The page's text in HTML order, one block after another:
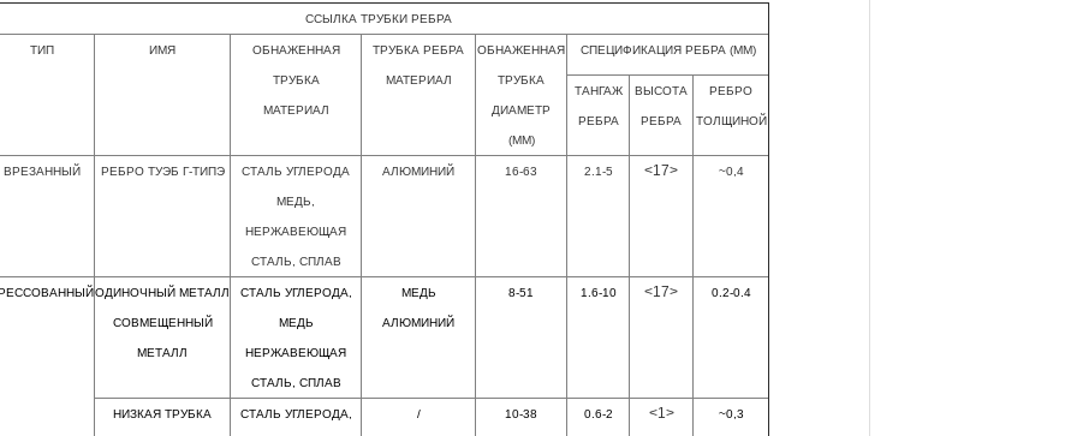
ССЫЛКА ТРУБКИ РЕБРА
ТИП ИМЯ ОБНАЖЕННАЯ
ТРУБКА
МАТЕРИАЛ
ТРУБКА РЕБРА
МАТЕРИАЛ
ОБНАЖЕННАЯ
ТРУБКА
ДИАМЕТР
(ММ)
СПЕЦИФИКАЦИЯ РЕБРА (ММ)
ТАНГАЖ
РЕБРА
ВЫСОТА
РЕБРА
РЕБРО
ТОЛЩИНОЙ
ВРЕЗАННЫЙ РЕБРО ТУЭБ Г-ТИПЭ СТАЛЬ УГЛЕРОДА
МЕДЬ,
НЕРЖАВЕЮЩАЯ
СТАЛЬ, СПЛАВ
АЛЮМИНИЙ 16-63 2.1-5 <17> ~0,4
ОДИНОЧНЫЙ МЕТАЛЛ
СОВМЕЩЕННЫЙ
МЕТАЛЛ
СТАЛЬ УГЛЕРОДА,
МЕДЬ
НЕРЖАВЕЮЩАЯ
СТАЛЬ, СПЛАВ
МЕДЬ
АЛЮМИНИЙ
8-51 1.6-10 <17> 0.2-0.4
НИЗКАЯ ТРУБКА СТАЛЬ УГЛЕРОДА, / 10-38 0.6-2 <1> ~0,3